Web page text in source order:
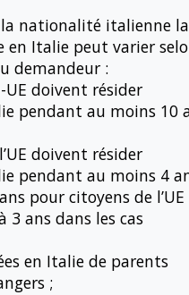
nationalité italienne la
en Italie peut varier
demandeur :
UE doivent résider
pendant au moins 10
doivent résider
pendant au moins 4
pour citoyens de l’UE
ans dans les cas
en Italie de parents
;